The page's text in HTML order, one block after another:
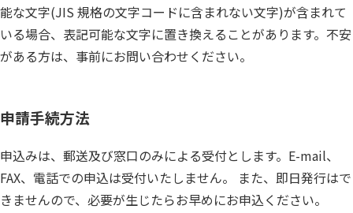
能な文字(JIS 規格の文字コードに含まれない文字)が含まれて
いる場合、表記可能な文字に置き換えることがあります。不安
がある方は、事前にお問い合わせください。
申請手続方法
申込みは、郵送及び窓口のみによる受付とします。E-mail、
FAX、電話での申込は受付いたしません。 また、即日発行はで
きませんので、必要が生じたらお早めにお申込ください。